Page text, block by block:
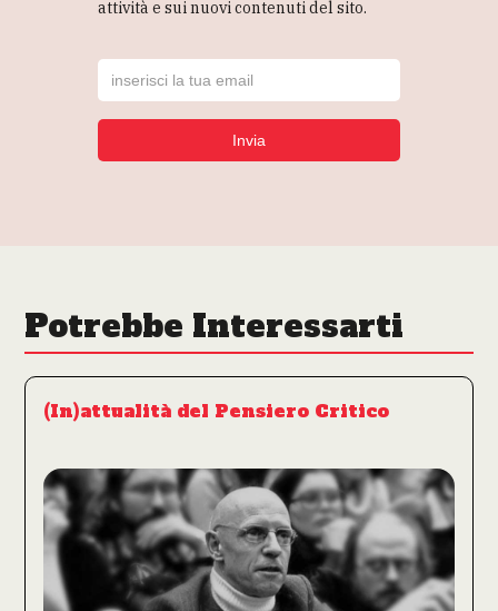
attività e sui nuovi contenuti del sito.
Potrebbe Interessarti
(In)attualità del Pensiero Critico